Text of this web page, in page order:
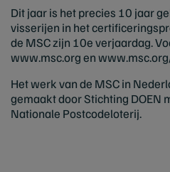
Dit jaar is het precies 10 jaar
visserijen in het
de MSC zijn 10e verjaardag.
www.msc.org en
Het werk van de MSC in
gemaakt door Stichting DOEN
Nationale Postcodeloterij.